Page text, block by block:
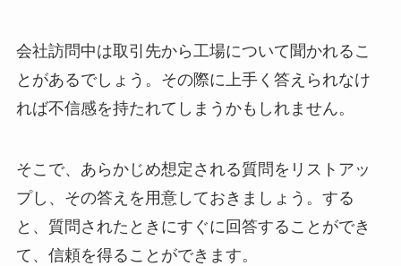
会社訪問中は取引先から工場について聞かれるこ
とがあるでしょう。その際に上手く答えられなけ
れば不信感を持たれてしまうかもしれません。
そこで、あらかじめ想定される質問をリストアッ
プし、その答えを用意しておきましょう。する
と、質問されたときにすぐに回答することができ
て、信頼を得ることができます。